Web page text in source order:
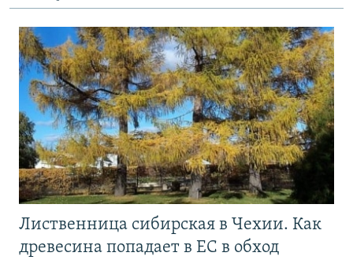
Лиственница сибирская в Чехии. Как
древесина попадает в ЕС в обход